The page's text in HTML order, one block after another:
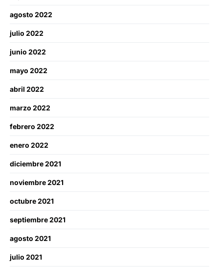
agosto 2022
julio 2022
junio 2022
mayo 2022
abril 2022
marzo 2022
febrero 2022
enero 2022
diciembre 2021
noviembre 2021
octubre 2021
septiembre 2021
agosto 2021
julio 2021